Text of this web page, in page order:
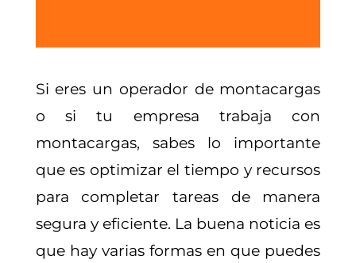
Si eres un operador de montacargas
o si tu empresa trabaja con
montacargas, sabes lo importante
que es optimizar el tiempo y recursos
para completar tareas de manera
segura y eficiente. La buena noticia es
que hay varias formas en que puedes